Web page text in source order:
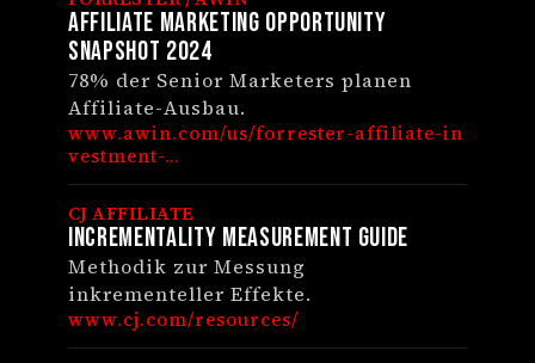
Affiliate Marketing Opportunity
Snapshot 2024
78% der Senior Marketers planen
Affiliate-Ausbau.
www.awin.com/us/forrester-affiliate-in
vestment-...
CJ AFFILIATE
Incrementality Measurement Guide
Methodik zur Messung
inkrementeller Effekte.
www.cj.com/resources/